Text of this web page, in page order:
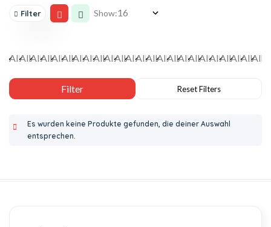
Filter Show:
Es wurden keine Produkte gefunden, die deiner Auswahl
entsprechen.